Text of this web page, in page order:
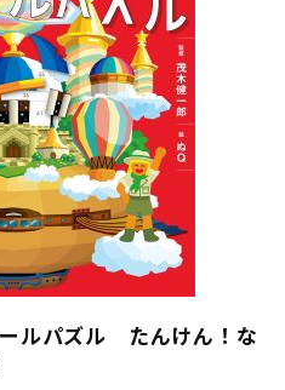
ルパズル たんけん！な